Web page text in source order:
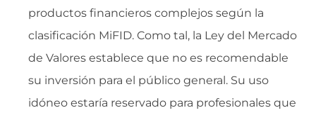
productos financieros complejos según la
clasificación MiFID. Como tal, la Ley del Mercado
de Valores establece que no es recomendable
su inversión para el público general. Su uso
idóneo estaría reservado para profesionales que